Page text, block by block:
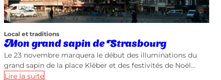
Local et traditions
Mon grand sapin de Strasbourg
Le 23 novembre marquera le début des illuminations du
grand sapin de la place Kléber et des festivités de Noël…
Lire la suite